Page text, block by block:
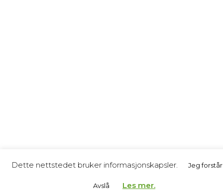
Dette nettstedet bruker informasjonskapsler. Jeg forstår
Avslå Les mer.